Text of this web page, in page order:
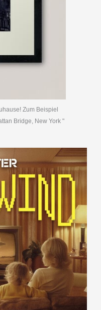
Zum Beispiel
Bridge, New York "